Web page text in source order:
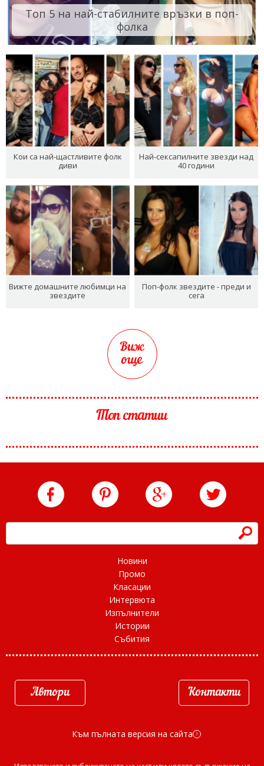
Топ 5 на най-стабилните връзки в поп-
фолка
Кои са най-щастливите фолк
диви
Най-сексапилните звезди над
40 години
Вижте домашните любимци на
звездите
Поп-фолк звездите - преди и
сега
Виж
още
Топ статии
h
Новини
Промо
Класации
Интервюта
Изпълнители
Истории
Събития
Автори Контакти
Към пълната версия на сайта d